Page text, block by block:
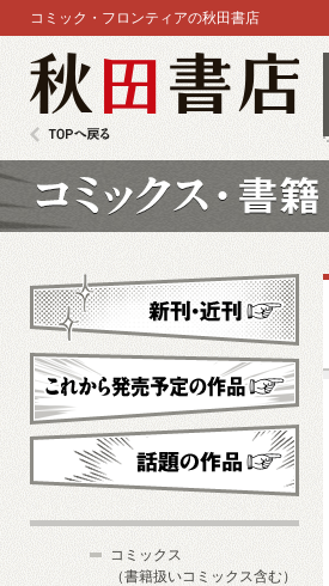
コミック・フロンティアの秋田書店
新刊・近刊
これから発売予定
コミックス
（書籍扱いコミックス含む）